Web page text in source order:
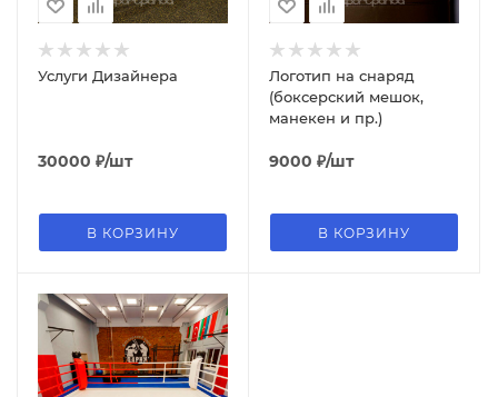
Услуги Дизайнера
30000 ₽/шт
В КОРЗИНУ
Логотип на снаряд
(боксерский мешок,
манекен и пр.)
9000 ₽/шт
В КОРЗИНУ